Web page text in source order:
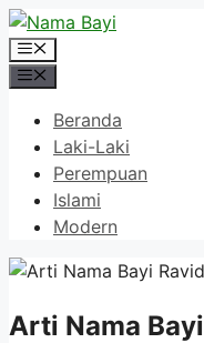
Langsung
ke
isi
Menu
Beranda
Laki-Laki
Perempuan
Islami
Modern
Arti Nama